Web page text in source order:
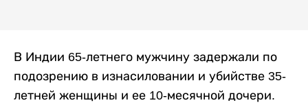
В Индии 65-летнего мужчину задержали по
подозрению в изнасиловании и убийстве 35-
летней женщины и ее 10-месячной дочери.